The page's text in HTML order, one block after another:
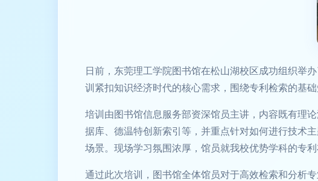
日前，东莞理工学院图书馆在松山湖校区成功组织举
训紧扣知识经济时代的核心需求，围绕专利检索的基
培训由图书馆信息服务部资深馆员主讲，内容既有理
据库、德温特创新索引等，并重点针对如何进行技术
场景。现场学习氛围浓厚，馆员就我校优势学科的专
通过此次培训，图书馆全体馆员对于高效检索和分析